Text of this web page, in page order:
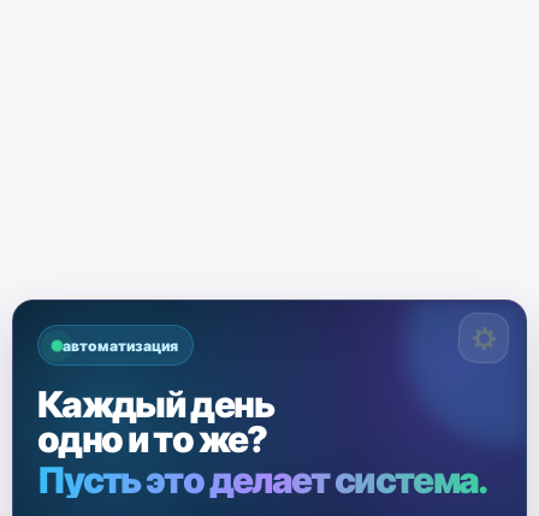
автоматизация
Каждый день
одно и то же?
Пусть это делает система.